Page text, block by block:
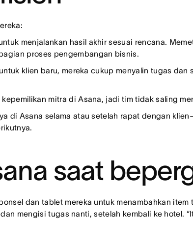
menjalankan hasil akhir sesuai rencana.
proses pengembangan bisnis.
klien baru, mereka cukup menyalin tugas dan
mitra di Asana, jadi tim tidak saling
di Asana selama atau setelah rapat dengan
saat
dan tablet mereka untuk menambahkan
mengisi tugas nanti, setelah kembali ke hotel.